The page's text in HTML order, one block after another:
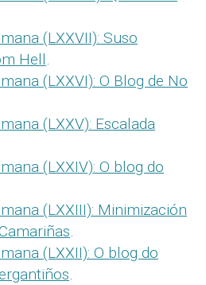
(LXXVII): Suso
Hell.
(LXXVI): O Blog de No
(LXXV): Escalada
(LXXIV): O blog do
(LXXIII): Minimización
.
(LXXII): O blog do
.